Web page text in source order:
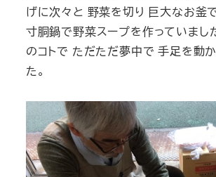
げに次々と 野菜を切り 巨大なお釜
寸胴鍋で野菜スープを作っていまし
のコトで ただただ夢中で 手足を動
た。